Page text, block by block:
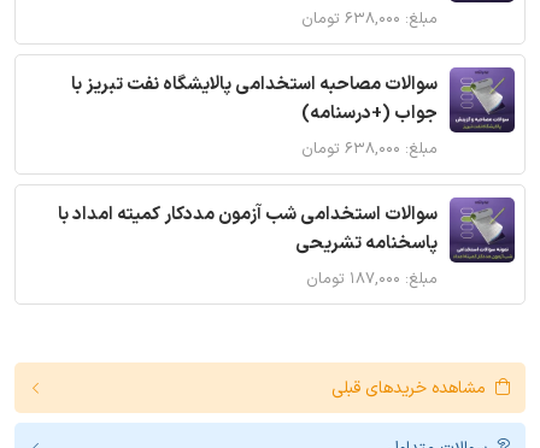
مبلغ: ۶۳۸,۰۰۰ تومان
سوالات مصاحبه استخدامی پالایشگاه نفت تبریز با
جواب (+درسنامه)
مبلغ: ۶۳۸,۰۰۰ تومان
سوالات استخدامی شب آزمون مددکار کمیته امداد با
پاسخنامه تشریحی
مبلغ: ۱۸۷,۰۰۰ تومان
مشاهده خریدهای قبلی